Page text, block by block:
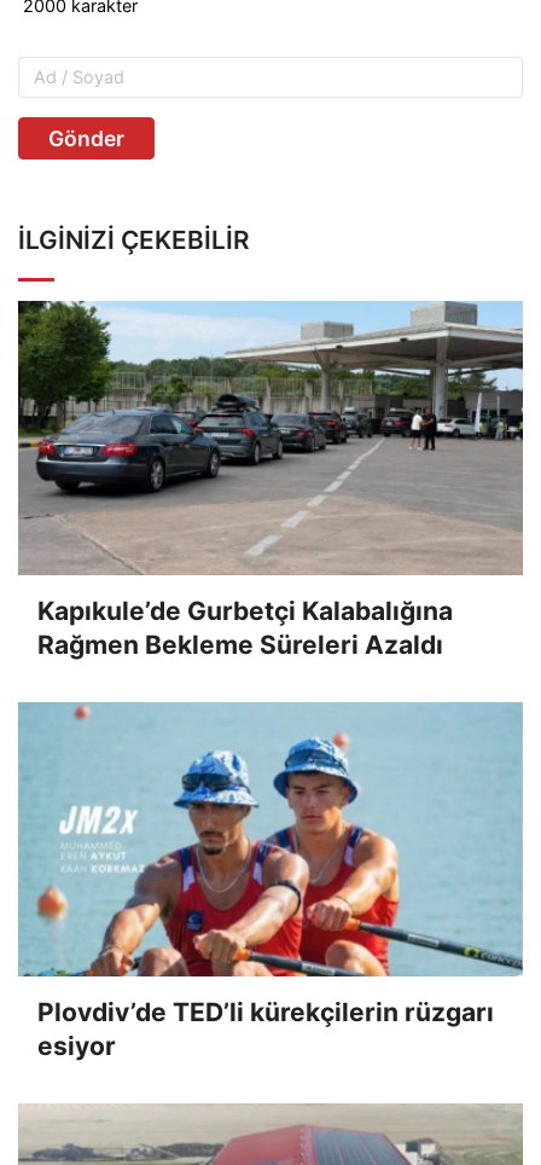
Gönder
İLGINIZI ÇEKEBILIR
Kapıkule’de Gurbetçi Kalabalığına
Rağmen Bekleme Süreleri Azaldı
Plovdiv’de TED’li kürekçilerin rüzgarı
esiyor